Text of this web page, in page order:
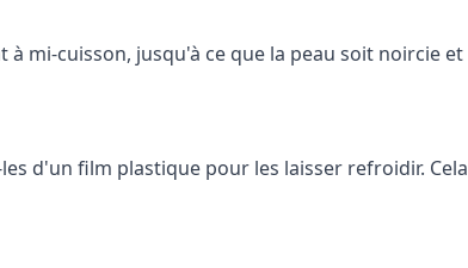
mi-cuisson, jusqu'à ce que la peau soit noircie et
d'un film plastique pour les laisser refroidir. Cela